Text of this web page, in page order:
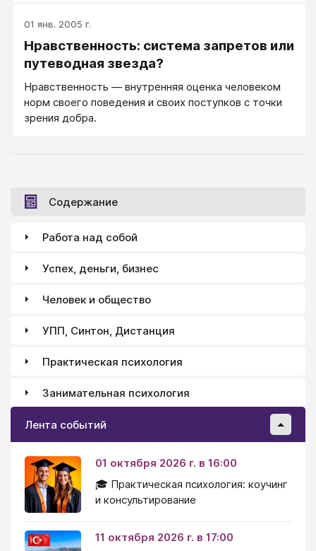
01 янв. 2005 г.
Нравственность: система запретов или
путеводная звезда?
Нравственность — внутренняя оценка человеком
норм своего поведения и своих поступков с точки
зрения добра.
Содержание
Работа над собой
Успех, деньги, бизнес
Человек и общество
УПП, Синтон, Дистанция
Практическая психология
Занимательная психология
Лента событий
01 октября 2026 г. в 16:00
🎓 Практическая психология: коучинг
и консультирование
11 октября 2026 г. в 17:00